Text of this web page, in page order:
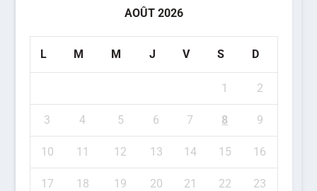
AOÛT 2026
L M M J V S D
1 2
3 4 5 6 7 8 9
10 11 12 13 14 15 16
17 18 19 20 21 22 23